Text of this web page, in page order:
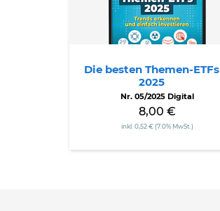
Die besten Themen-ETFs
2025
Nr. 05/2025 Digital
8,00 €
inkl. 0,52 € (7.0% MwSt.)